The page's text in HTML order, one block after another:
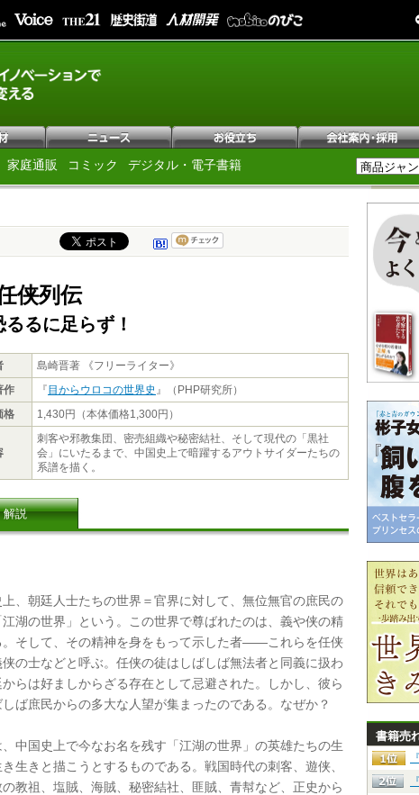
家庭通販 コミック デジタル・電子書籍
侠列伝
るるに足らず！
島崎晋著 《フリーライター》
作
『 目からウロコの世界史 』（PHP研究所）
格
1,430円（本体価格1,300円）
刺客や邪教集団、密売組織や秘密結社、そして現代の「黒社
会」にいたるまで、中国史上で暗躍するアウトサイダーたちの
系譜を描く。
解説
、朝廷人士たちの世界＝官界に対して、無位無官の庶民の
湖の世界」という。この世界で尊ばれたのは、義や侠の精
。そして、その精神を身をもって示した者――これらを任侠
の士などと呼ぶ。任侠の徒はしばしば無法者と同義に扱わ
からは好ましからざる存在として忌避された。しかし、彼ら
ば庶民からの多大な人望が集まったのである。なぜか？
中国史上で今なお名を残す「江湖の世界」の英雄たちの生
き生きと描こうとするものである。戦国時代の刺客、遊侠、
の教祖、塩賊、海賊、秘密結社、匪賊、青幇など、正史から
書籍売